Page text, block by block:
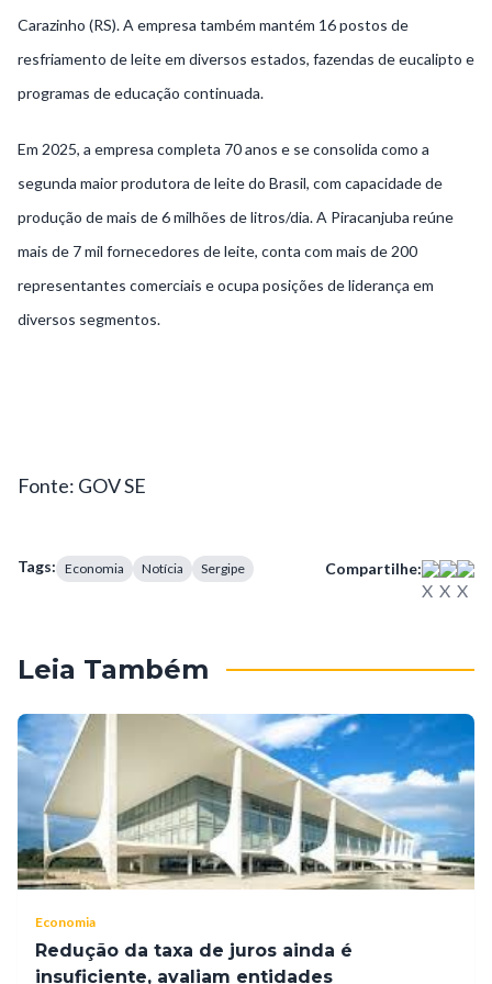
Carazinho (RS). A empresa também mantém 16 postos de
resfriamento de leite em diversos estados, fazendas de eucalipto e
programas de educação continuada.
Em 2025, a empresa completa 70 anos e se consolida como a
segunda maior produtora de leite do Brasil, com capacidade de
produção de mais de 6 milhões de litros/dia. A Piracanjuba reúne
mais de 7 mil fornecedores de leite, conta com mais de 200
representantes comerciais e ocupa posições de liderança em
diversos segmentos.
Fonte: GOV SE
Tags: Economia Notícia Sergipe Compartilhe:
Leia Também
Economia
Redução da taxa de juros ainda é
insuficiente, avaliam entidades